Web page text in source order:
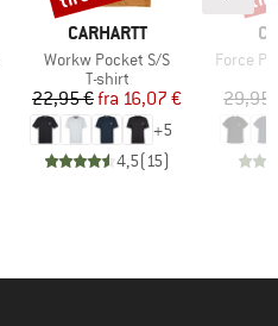
MÆRKE
CARHARTT
Artikel
Workw Pocket S/S
Produktgruppe
T-shirt
Pris
22,95 € Nedsat pris
fra 16,07 €
+5
4,5(15)
Artikel
Force
29,95